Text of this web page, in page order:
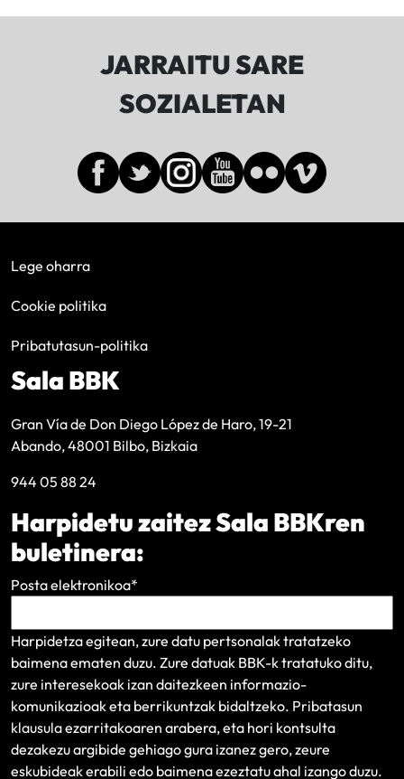
JARRAITU SARE
SOZIALETAN
Lege oharra
Cookie politika
Pribatutasun-politika
Sala BBK
Gran Vía de Don Diego López de Haro, 19-21
Abando, 48001 Bilbo, Bizkaia
944 05 88 24
Harpidetu zaitez Sala BBKren
buletinera:
Posta elektronikoa*
Harpidetza egitean, zure datu pertsonalak tratatzeko
baimena ematen duzu. Zure datuak BBK-k tratatuko ditu,
zure interesekoak izan daitezkeen informazio-
komunikazioak eta berrikuntzak bidaltzeko. Pribatasun
klausulaezarritakoaren arabera, eta hori kontsulta
dezakezu argibide gehiago gura izanez gero, zeure
eskubideak erabili edo baimena ezeztatu ahal izango duzu.